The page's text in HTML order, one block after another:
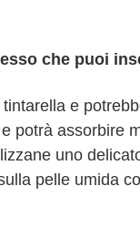
che puoi
e
potrà assorbire
uno
pelle umida